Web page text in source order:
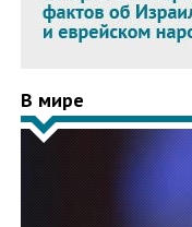
В мире